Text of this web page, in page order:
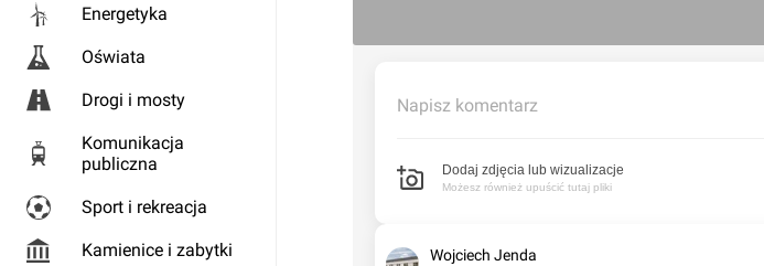
Energetyka
Oświata
Drogi i mosty
Komunikacja
publiczna
Sport i rekreacja
Kamienice i zabytki
Napisz komentarz
Dodaj zdjęcia lub wizualizacje
Możesz również upuścić tutaj pliki
Wojciech Jenda